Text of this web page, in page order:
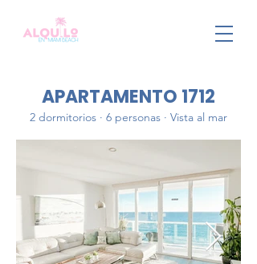
APARTAMENTO 1712
2 dormitorios · 6 personas · Vista al mar